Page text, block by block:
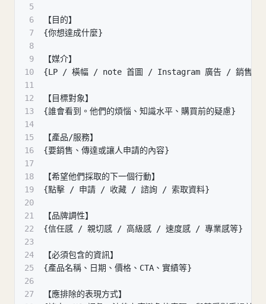
5
6
【目的】
7
{你想達成什麼}
8
9
【媒介】
10
{LP / 橫幅 / note 首圖 / Instagram 廣告 / 銷售資
11
12
【目標對象】
13
{誰會看到。他們的煩惱、知識水平、購買前的疑慮}
14
15
【產品/服務】
16
{要銷售、傳達或讓人申請的內容}
17
18
【希望他們採取的下一個行動】
19
{點擊 / 申請 / 收藏 / 諮詢 / 索取資料}
20
21
【品牌調性】
22
{信任感 / 親切感 / 高級感 / 速度感 / 專業感等}
23
24
【必須包含的資訊】
25
{產品名稱、日期、價格、CTA、實績等}
26
27
【應排除的表現方式】